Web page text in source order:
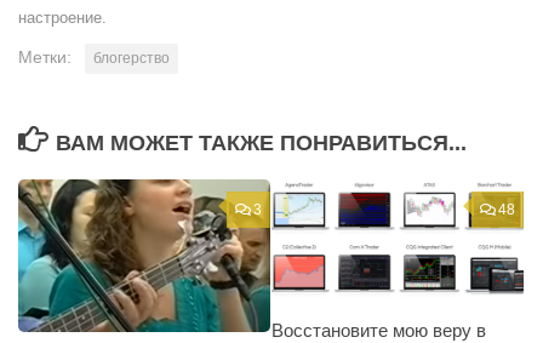
настроение.
Метки: блогерство
ВАМ МОЖЕТ ТАКЖЕ ПОНРАВИТЬСЯ...
3 48
Восстановите мою веру в